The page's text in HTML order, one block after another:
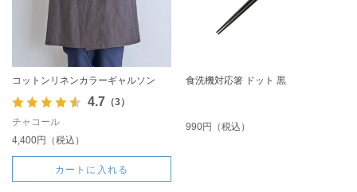
コットンリネンカラーギャルソン
4.7 （3）
チャコール
4,400円（税込）
カートに入れる
食洗機対応箸 ドット 黒
990円（税込）